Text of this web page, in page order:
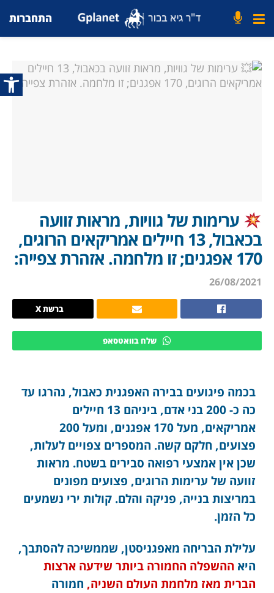
פתח
התחברות
ערימות של גוויות, מראות זוועה
בכאבול, 13 חיילים אמריקאים הרוגים,
170 אפגנים; זו מלחמה. אזהרת צפייה:
26/08/2021
ברשת X
שלח בוואטסאפ
בכמה פיגועים בבירה האפגנית כאבול, נהרגו עד
כה כ- 200 בני אדם, ביניהם 13 חיילים
אמריקאים, מעל 170 אפגנים, ומעל 200
פצועים, חלקם קשה. המספרים צפויים לעלות,
שכן אין אמצעי רפואה סבירים בשטח. מראות
זוועה של ערימות הרוגים, פצועים מפונים
במריצות בנייה, פניקה והלם. קולות ירי נשמעים
כל הזמן.
עלילת הבריחה מאפגניסטן, שממשיכה להסתבך,
היא ההשפלה החמורה ביותר שידעה ארצות
הברית מאז מלחמת העולם השניה, חמורה